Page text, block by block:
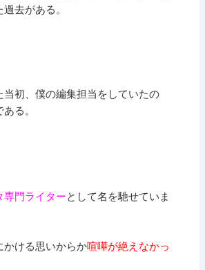
去がある。
当初、僕の編集担当をしていたの
ある。
専門ライターとして名を馳せていま
かける思いからか喧嘩が絶えなかっ